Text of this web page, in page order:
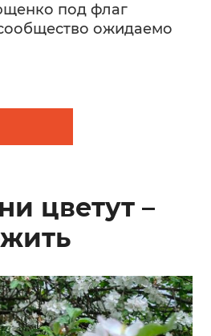
под флаг
ожидаемо
цветут –